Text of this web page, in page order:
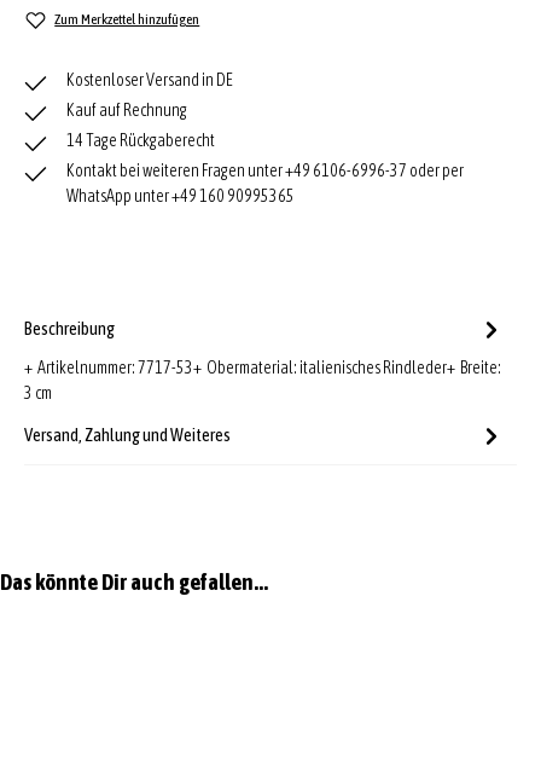
Zum Merkzettel hinzufügen
Kostenloser Versand in DE
Kauf auf Rechnung
14 Tage Rückgaberecht
Kontakt bei weiteren Fragen unter +49 6106-6996-37 oder per
WhatsApp unter +49 160 90995365
Beschreibung
+ Artikelnummer: 7717-53+ Obermaterial: italienisches Rindleder+ Breite:
3 cm
Versand, Zahlung und Weiteres
Produktgalerie überspringen
Das könnte Dir auch gefallen...